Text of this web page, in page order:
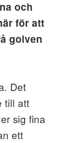
och
för att
golven
Det
till att
sig fina
ett